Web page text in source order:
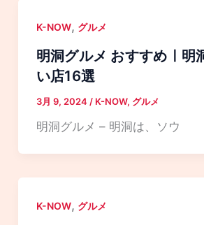
K-NOW, グルメ
明洞グルメ おすすめㅣ明
い店16選
3月 9, 2024 / K-NOW, グルメ
明洞グルメ – 明洞は、ソウ
K-NOW, グルメ